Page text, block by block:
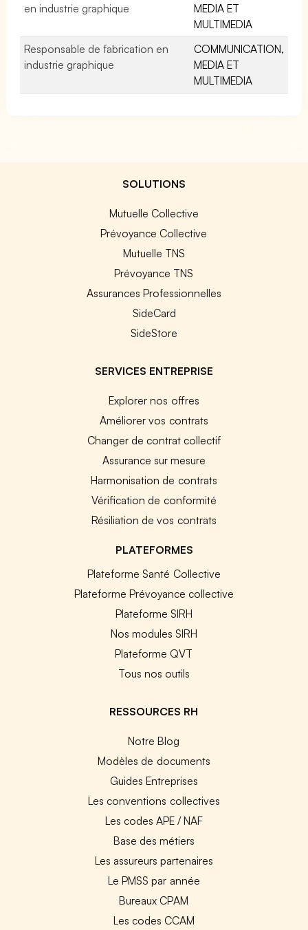
en industrie graphique
MEDIA ET
MULTIMEDIA
Responsable de fabrication en
industrie graphique
COMMUNICATION,
MEDIA ET
MULTIMEDIA
SOLUTIONS
Mutuelle Collective
Prévoyance Collective
Mutuelle TNS
Prévoyance TNS
Assurances Professionnelles
SideCard
SideStore
SERVICES ENTREPRISE
Explorer nos offres
Améliorer vos contrats
Changer de contrat collectif
Assurance sur mesure
Harmonisation de contrats
Vérification de conformité
Résiliation de vos contrats
PLATEFORMES
Plateforme Santé Collective
Plateforme Prévoyance collective
Plateforme SIRH
Nos modules SIRH
Plateforme QVT
Tous nos outils
RESSOURCES RH
Notre Blog
Modèles de documents
Guides Entreprises
Les conventions collectives
Les codes APE / NAF
Base des métiers
Les assureurs partenaires
Le PMSS par année
Bureaux CPAM
Les codes CCAM